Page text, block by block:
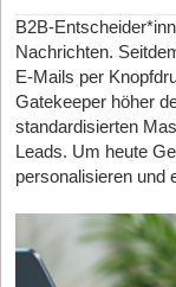
Einer der
der praktische
werden, sorgen
Marke. Genau
Jahren an
Besonders beliebt
Notizbücher,
hochwertige und
deutlich besseren
Unternehmen
B2B-
Nachrichten.
E-Mails per
Gatekeeper höher
standardisierten
Leads. Um heute
personalisieren und